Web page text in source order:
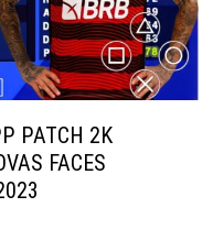
PATCH 2K
FACES